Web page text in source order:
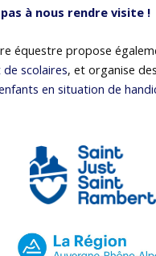
pas à nous rendre visite !
équestre propose
scolaires, et organise
en situation de